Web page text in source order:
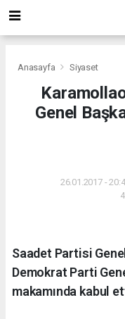
Anasayfa Siyaset
Genel
26.01.2017 -
Saadet Partisi
Demokrat Parti
makamında kabul